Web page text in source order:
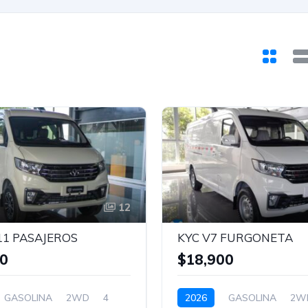
12
PASAJEROS
GASOLINA 2WD 4
KYC V7 FURGONETA
$18,900
2026 GASOLINA